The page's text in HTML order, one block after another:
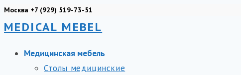
Перейти
к
Москва +7 (929) 519-73-51
MEDICAL MEBEL
Медицинская мебель
Столы медицинские